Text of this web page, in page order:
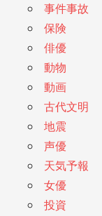
事件事故
保険
俳優
動物
動画
古代文明
地震
声優
天気予報
女優
投資